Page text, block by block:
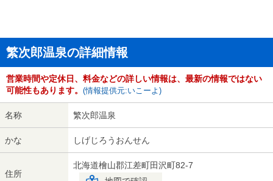
繁次郎温泉の詳細情報
営業時間や定休日、料金などの詳しい情報は、最新の情報ではない
可能性もあります。 (情報提供元:いこーよ)
名称 繁次郎温泉
かな しげじろうおんせん
住所
北海道檜山郡江差町田沢町82-7